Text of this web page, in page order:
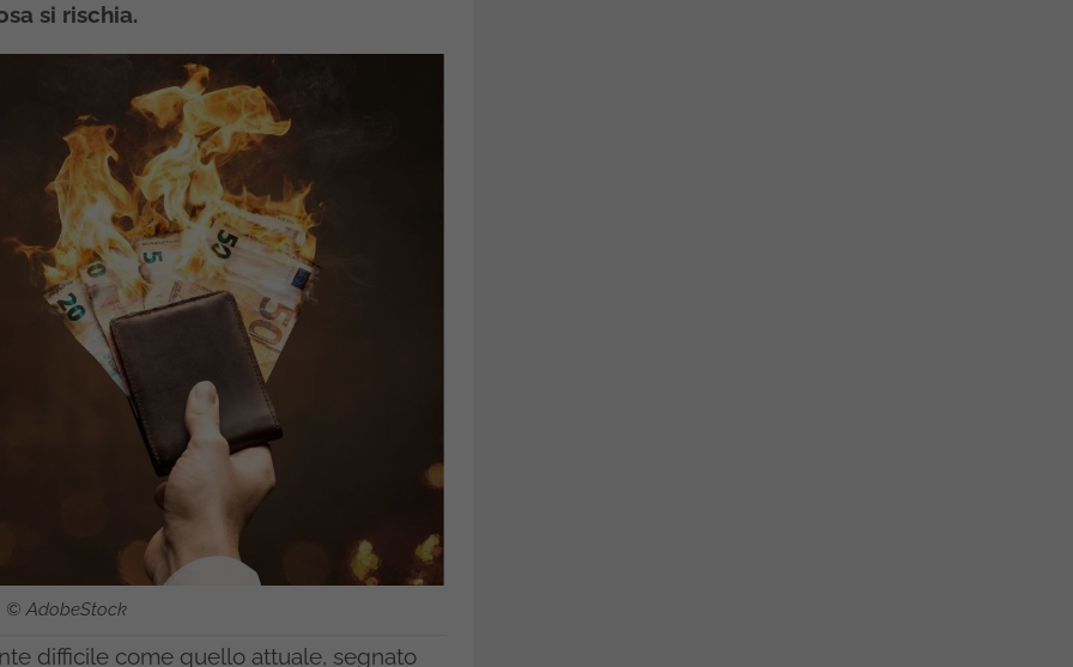
si rischia.
© AdobeStock
difficile come quello attuale, segnato